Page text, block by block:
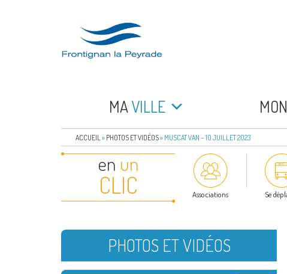
FRONTIGNAN LA
MAVILLE MON
ACCUEIL » PHOTOS ET VIDÉOS» MUSCAT VAN – 10 JUILLET 2023
en un
CLIC Associations Se
PHOTOS ET VIDÉOS